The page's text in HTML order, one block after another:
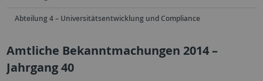
Abteilung 4 – Universitätsentwicklung und Compliance
Amtliche Bekanntmachungen 2014 –
Jahrgang 40